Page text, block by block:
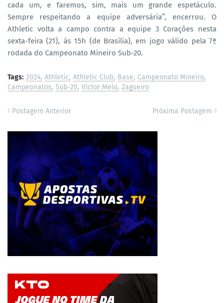
cada um, e faremos, sim, mais um grande espetáculo.
Sempre respeitando a equipe adversária”, encerrou. O
Athletic volta a campo contra a equipe 3 Corações nesta
sexta-feira (21), às 15h (de Brasília), em jogo válido pela 7ª
rodada do Campeonato Mineiro Sub-20.
Tags: 2024 Athletic Athletic Club Base Campeonato Mineiro
Campeonatos Sub-20 Victor Melo Zagueiro
Postagem Anterior Próxima Postagem